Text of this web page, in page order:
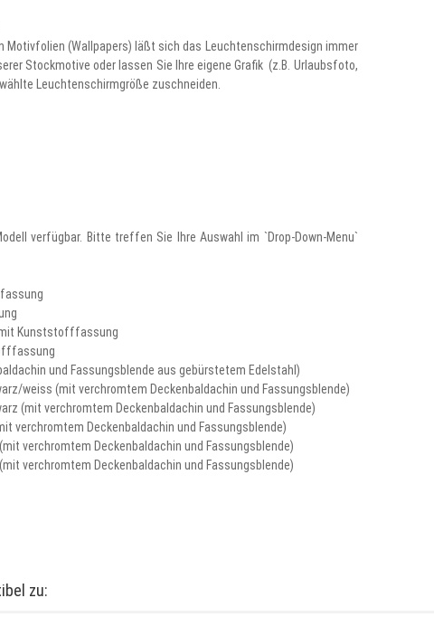
Motivfolien (Wallpapers) läßt sich das Leuchtenschirmdesign immer
Stockmotive oder lassen Sie Ihre eigene Grafik (z.B. Urlaubsfoto,
Leuchtenschirmgröße zuschneiden.
verfügbar. Bitte treffen Sie Ihre Auswahl im `Drop-Down-Menu`
Kunststofffassung
und Fassungsblende aus gebürstetem Edelstahl)
weiss (mit verchromtem Deckenbaldachin und Fassungsblende)
(mit verchromtem Deckenbaldachin und Fassungsblende)
verchromtem Deckenbaldachin und Fassungsblende)
verchromtem Deckenbaldachin und Fassungsblende)
verchromtem Deckenbaldachin und Fassungsblende)
zu: